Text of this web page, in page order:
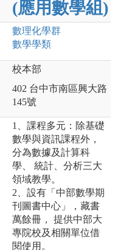
(應用數學組)
數理化學群
數學學類
校本部
402 台中市南區興大路
145號
1、課程多元：除基礎
數學與資訊課程外，
分為數據及計算科
學、 統計、分析三大
領域教學。
2、設有「中部數學期
刊圖書中心」，藏書
萬餘冊， 提供中部大
專院校及相關單位借
閱使用。